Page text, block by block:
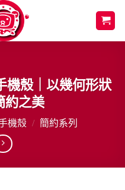
機殼｜以幾何形狀
約之美
機殼 / 簡約系列